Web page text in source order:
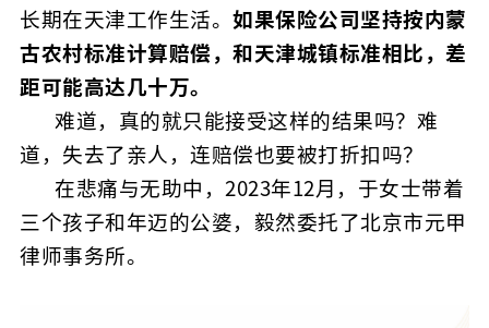
长期在天津工作生活。 如果保险公司坚持按内蒙
古农村标准计算赔偿，和天津城镇标准相比，差
距可能高达几十万。
难道，真的就只能接受这样的结果吗？难
道，失去了亲人，连赔偿也要被打折扣吗？
在悲痛与无助中，2023年12月，于女士带着
三个孩子和年迈的公婆，毅然委托了北京市元甲
律师事务所。